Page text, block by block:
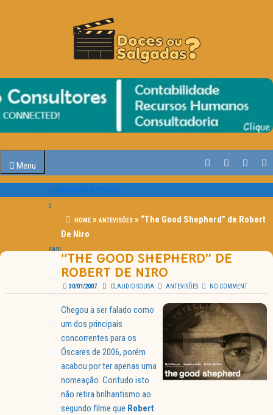
DOCES OU SALGADAS?
Menu
NEW
S
PASS
OS
Passatempos
HOME » ANTEVISÕES » “The Good Shepherd” de Robert
De Niro
“THE GOOD SHEPHERD” DE
ROBERT DE NIRO
30/01/2007 CLAUDIO SOUSA ANTEVISÕES NO COMMENT
Chegou a ser falado como
um dos principais
concorrentes para os
Óscares de 2006, porém
acabou por ter apenas uma
nomeação. Contudo isto
não retira brilhantismo ao
segundo filme que Robert